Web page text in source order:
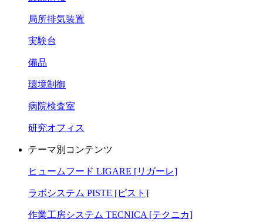
局所排気装置
実験台
備品
環境制御
病院検査室
研究オフィス
テーマ別コンテンツ
ヒュームフード LIGARE [リガーレ]
ラボシステム PISTE [ピスト]
作業工房システム TECNICA [テクニカ]